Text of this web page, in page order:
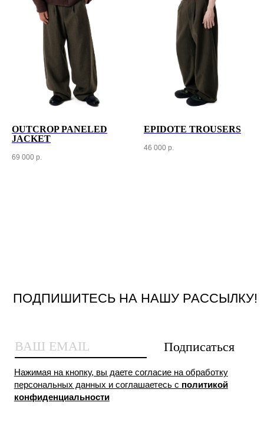
OUTCROP PANELED
JACKET
69 000 р.
EPIDOTE TROUSERS
46 000 р.